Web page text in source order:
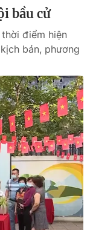
bầu cử
điểm hiện
bản, phương